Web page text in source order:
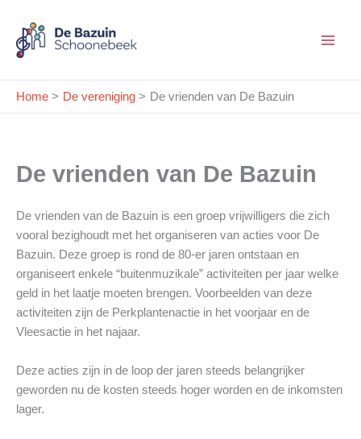
naar
Home De vereniging De vrienden van De Bazuin
De vrienden van De Bazuin
De vrienden van de Bazuin is een groep vrijwilligers die zich
vooral bezighoudt met het organiseren van acties voor De
Bazuin. Deze groep is rond de 80-er jaren ontstaan en
organiseert enkele “buitenmuzikale” activiteiten per jaar welke
geld in het laatje moeten brengen. Voorbeelden van deze
activiteiten zijn de Perkplantenactie in het voorjaar en de
Vleesactie in het najaar.
Deze acties zijn in de loop der jaren steeds belangrijker
geworden nu de kosten steeds hoger worden en de inkomsten
lager.